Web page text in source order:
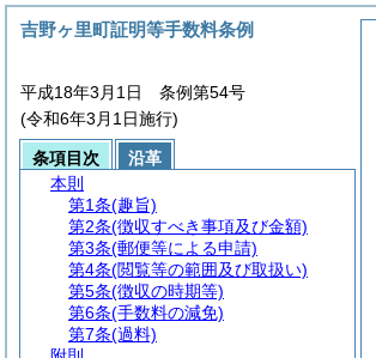
吉野ヶ里町証明等手数料条例
平成18年3月1日 条例第54号
(令和6年3月1日施行)
条項目次
沿革
本則
第1条(趣旨)
第2条(徴収すべき事項及び金額)
第3条(郵便等による申請)
第4条(閲覧等の範囲及び取扱い)
第5条(徴収の時期等)
第6条(手数料の減免)
第7条(過料)